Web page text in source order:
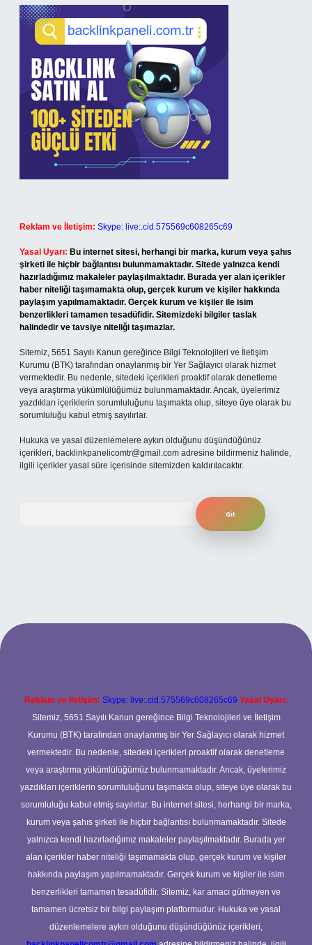
Reklam ve İletişim: Skype: live:.cid.575569c608265c69
Yasal Uyarı: Bu internet sitesi, herhangi bir marka, kurum veya şahıs
şirketi ile hiçbir bağlantısı bulunmamaktadır. Sitede yalnızca kendi
hazırladığımız makaleler paylaşılmaktadır. Burada yer alan içerikler
haber niteliği taşımamakta olup, gerçek kurum ve kişiler hakkında
paylaşım yapılmamaktadır. Gerçek kurum ve kişiler ile isim
benzerlikleri tamamen tesadüfidir. Sitemizdeki bilgiler taslak
halindedir ve tavsiye niteliği taşımazlar.
Sitemiz, 5651 Sayılı Kanun gereğince Bilgi Teknolojileri ve İletişim
Kurumu (BTK) tarafından onaylanmış bir Yer Sağlayıcı olarak hizmet
vermektedir. Bu nedenle, sitedeki içerikleri proaktif olarak denetleme
veya araştırma yükümlülüğümüz bulunmamaktadır. Ancak, üyelerimiz
yazdıkları içeriklerin sorumluluğunu taşımakta olup, siteye üye olarak bu
sorumluluğu kabul etmiş sayılırlar.
Hukuka ve yasal düzenlemelere aykırı olduğunu düşündüğünüz
içerikleri, backlinkpanelicomtr@gmail.com adresine bildirmeniz halinde,
ilgili içerikler yasal süre içerisinde sitemizden kaldırılacaktır.
Reklam ve İletişim: Skype: live:.cid.575569c608265c69 Yasal Uyarı:
Sitemiz, 5651 Sayılı Kanun gereğince Bilgi Teknolojileri ve İletişim
Kurumu (BTK) tarafından onaylanmış bir Yer Sağlayıcı olarak hizmet
vermektedir. Bu nedenle, sitedeki içerikleri proaktif olarak denetleme
veya araştırma yükümlülüğümüz bulunmamaktadır. Ancak, üyelerimiz
yazdıkları içeriklerin sorumluluğunu taşımakta olup, siteye üye olarak bu
sorumluluğu kabul etmiş sayılırlar. Bu internet sitesi, herhangi bir marka,
kurum veya şahıs şirketi ile hiçbir bağlantısı bulunmamaktadır. Sitede
yalnızca kendi hazırladığımız makaleler paylaşılmaktadır. Burada yer
alan içerikler haber niteliği taşımamakta olup, gerçek kurum ve kişiler
hakkında paylaşım yapılmamaktadır. Gerçek kurum ve kişiler ile isim
benzerlikleri tamamen tesadüfidir. Sitemiz, kar amacı gütmeyen ve
tamamen ücretsiz bir bilgi paylaşım platformudur. Hukuka ve yasal
düzenlemelere aykırı olduğunu düşündüğünüz içerikleri,